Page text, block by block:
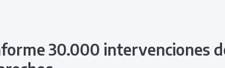
30.000 intervenciones